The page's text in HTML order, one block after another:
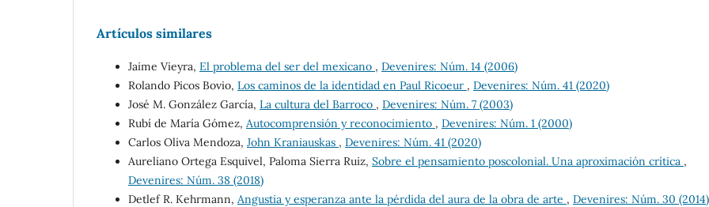
Artículos similares
Jaime Vieyra, El problema del ser del mexicano , Devenires: Núm. 14 (2006)
Rolando Picos Bovio, Los caminos de la identidad en Paul Ricoeur , Devenires: Núm. 41 (2020)
José M. González García, La cultura del Barroco , Devenires: Núm. 7 (2003)
Rubí de María Gómez, Autocomprensión y reconocimiento , Devenires: Núm. 1 (2000)
Carlos Oliva Mendoza, John Kraniauskas , Devenires: Núm. 41 (2020)
Aureliano Ortega Esquivel, Paloma Sierra Ruiz, Sobre el pensamiento poscolonial. Una aproximación crítica ,
Devenires: Núm. 38 (2018)
Detlef R. Kehrmann, Angustia y esperanza ante la pérdida del aura de la obra de arte , Devenires: Núm. 30 (2014)